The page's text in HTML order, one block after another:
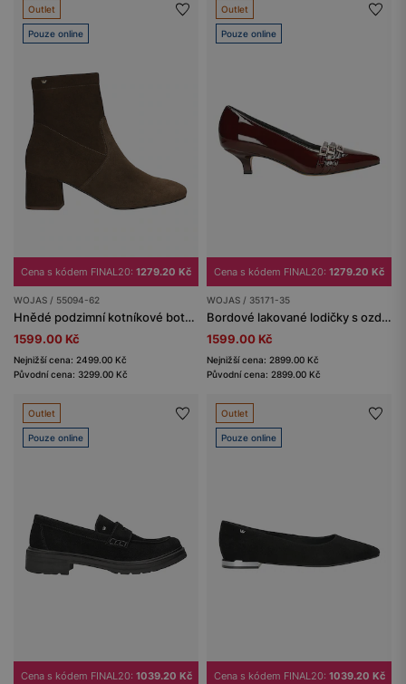
Outlet
Pouze online
Cena s kódem FINAL20: 1279.20 Kč
WOJAS / 55094-62
Hnědé podzimní kotníkové boty na nízkém podpatku
1599.00 Kč
Nejnižší cena: 2499.00 Kč
Původní cena: 3299.00 Kč
Outlet
Pouze online
Cena s kódem FINAL20: 1279.20 Kč
WOJAS / 35171-35
Bordové lakované lodičky s ozdobnými pásky
1599.00 Kč
Nejnižší cena: 2899.00 Kč
Původní cena: 2899.00 Kč
Outlet
Pouze online
Cena s kódem FINAL20: 1039.20 Kč
Outlet
Pouze online
Cena s kódem FINAL20: 1039.20 Kč